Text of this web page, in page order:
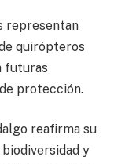
representan
quirópteros
futuras
protección.
reafirma su
y